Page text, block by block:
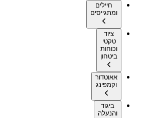
חיילים
ומתגייסים
ציוד
טקטי
וכוחות
ביטחון
אאוטדור
וקמפינג
ביגוד
והנעלה